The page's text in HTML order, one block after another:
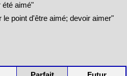
aimé"
point d'être aimé; devoir aimer"